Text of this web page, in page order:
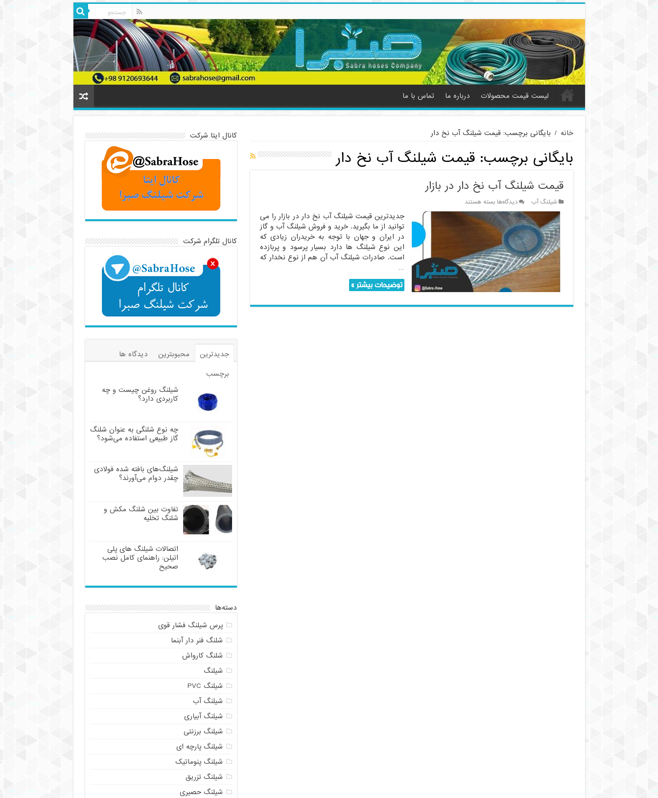
لیست قیمت محصولات درباره ما تماس با ما
خانه / بایگانی برچسب: قیمت شیلنگ آب نخ دار
بایگانی برچسب:قیمت شیلنگ آب نخ دار
قیمت شیلنگ آب نخ دار در بازار
شیلنگ آب دیدگاه‌هابرای
قیمت
شیلنگ
آب
دار
در
بازار
بسته هستند
جدیدترین قیمت شیلنگ آب نخ دار در بازار را می
توانید از ما بگیرید. خرید و فروش شیلنگ آب و گاز
در ایران و جهان با توجه به خریدران زیادی که
این نوع شیلنگ ها دارد بسیار پرسود و پربازده
است. صادرات شیلنگ آب آن هم از نوع نخدار که
…
توضیحات بیشتر »
کانال ایتا شرکت
کانال تلگرام شرکت
جدیدترین محبوبترین
دیدگاه ها
برچسب
شیلنگ روغن چیست و چه
کاربردی دارد؟
چه نوع شلنگی به عنوان شلنگ
گاز طبیعی استفاده می‌شود؟
شیلنگ‌های بافته شده فولادی
چقدر دوام می‌آورند؟
تفاوت بین شلنگ مکش و
شلنگ تخلیه
اتصالات شیلنگ های پلی
اتیلن: راهنمای کامل نصب
صحیح
دسته‌ها
پرس شیلنگ فشار قوی
شلنگ فنر دار آبنما
شلنگ کارواش
شیلنگ
شیلنگ PVC
شیلنگ آب
شیلنگ آبیاری
شیلنگ برزنتی
شیلنگ پارچه ای
شیلنگ پنوماتیک
شیلنگ تزریق
شیلنگ حصیری